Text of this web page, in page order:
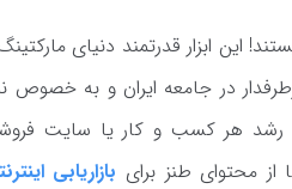
این ابزار قدرتمند دنیای
در جامعه ایران و به خصوص
هر کسب و کار یا سایت
از محتوای طنز برای بازاریابی